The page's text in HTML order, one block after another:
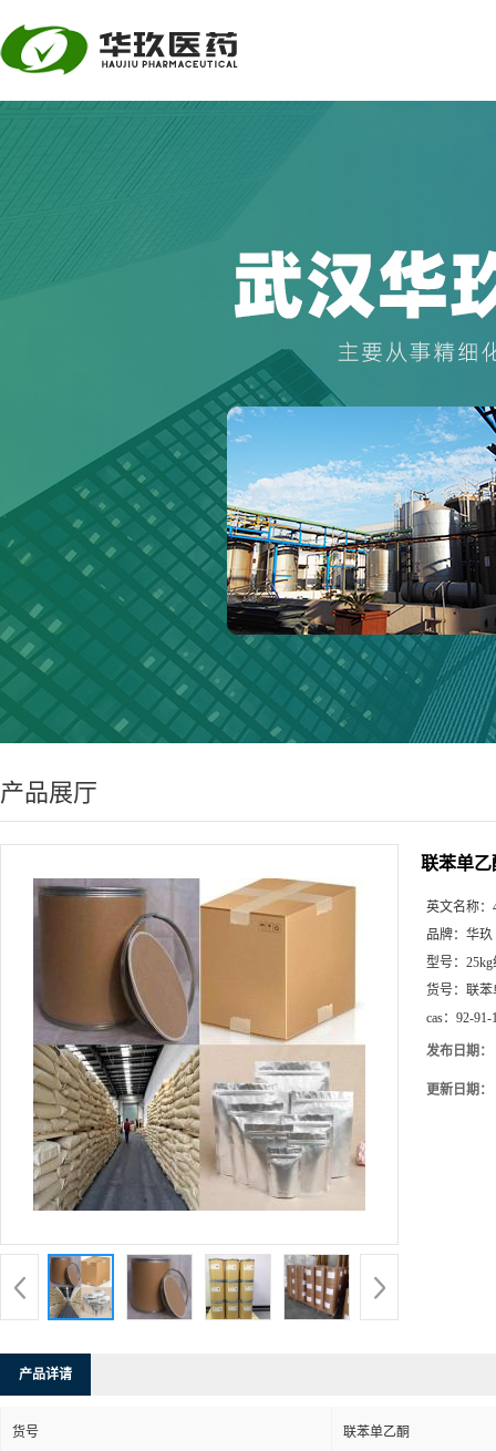
产品展厅
联苯单乙
英文名称：
品牌： 华玖
型号：
货号： 联苯
cas： 92-91-
发布日期：
更新日期：
产品详请
货号 联苯单乙酮